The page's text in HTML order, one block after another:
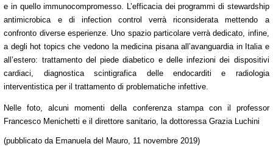
e in quello immunocompromesso. L’efficacia dei programmi di stewardship
antimicrobica e di infection control verrà riconsiderata mettendo a
confronto diverse esperienze. Uno spazio particolare verrà dedicato, infine,
a degli hot topics che vedono la medicina pisana all’avanguardia in Italia e
all’estero: trattamento del piede diabetico e delle infezioni dei dispositivi
cardiaci, diagnostica scintigrafica delle endocarditi e radiologia
interventistica per il trattamento di problematiche infettive.
Nelle foto, alcuni momenti della conferenza stampa con il professor
Francesco Menichetti e il direttore sanitario, la dottoressa Grazia Luchini
(pubblicato da Emanuela del Mauro, 11 novembre 2019)